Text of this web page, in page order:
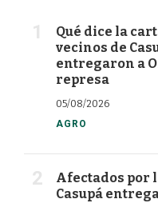
Qué dice la
vecinos de
entregaron a
represa
05/08/2026
AGRO
Afectados por
Casupá